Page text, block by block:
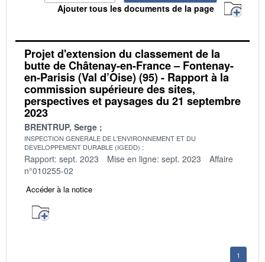
Ajouter tous les documents de la page
Projet d'extension du classement de la
butte de Châtenay-en-France – Fontenay-
en-Parisis (Val d’Oise) (95) - Rapport à la
commission supérieure des sites,
perspectives et paysages du 21 septembre
2023
BRENTRUP, Serge
INSPECTION GENERALE DE L'ENVIRONNEMENT ET DU
DEVELOPPEMENT DURABLE (IGEDD)
Rapport: sept. 2023 Mise en ligne: sept. 2023
Affaire
n°010255-02
Accéder à la notice
1